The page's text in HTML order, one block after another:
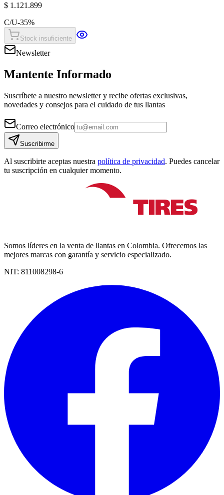
$ 1.121.899
C/U-35%
Stock insuficiente
Newsletter
Mantente Informado
Suscríbete a nuestro newsletter y recibe ofertas exclusivas,
novedades y consejos para el cuidado de tus llantas
Correo electrónico
Suscribirme
Al suscribirte aceptas nuestra política de privacidad. Puedes cancelar
tu suscripción en cualquier momento.
Somos líderes en la venta de llantas en Colombia. Ofrecemos las
mejores marcas con garantía y servicio especializado.
NIT: 811008298-6